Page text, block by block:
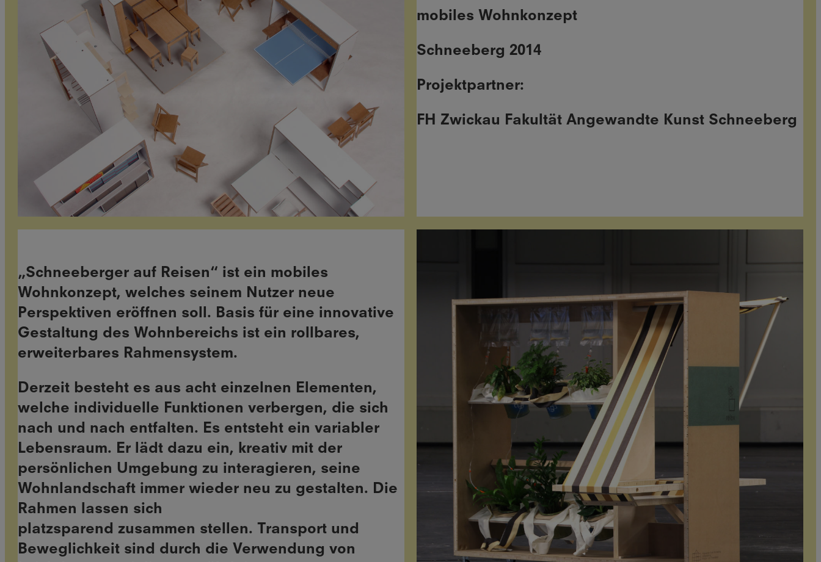
mobiles Wohnkonzept
Schneeberg 2014
Projektpartner:
FH Zwickau Fakultät Angewandte Kunst Schneeberg
„Schneeberger auf Reisen“ ist ein mobiles
Wohnkonzept, welches seinem Nutzer neue
Perspektiven eröffnen soll. Basis für eine innovative
Gestaltung des Wohnbereichs ist ein rollbares,
erweiterbares Rahmensystem.
Derzeit besteht es aus acht einzelnen Elementen,
welche individuelle Funktionen verbergen, die sich
nach und nach entfalten. Es entsteht ein variabler
Lebensraum. Er lädt dazu ein, kreativ mit der
persönlichen Umgebung zu interagieren, seine
Wohnlandschaft immer wieder neu zu gestalten. Die
Rahmen lassen sich
platzsparend zusammen stellen. Transport und
Beweglichkeit sind durch die Verwendung von